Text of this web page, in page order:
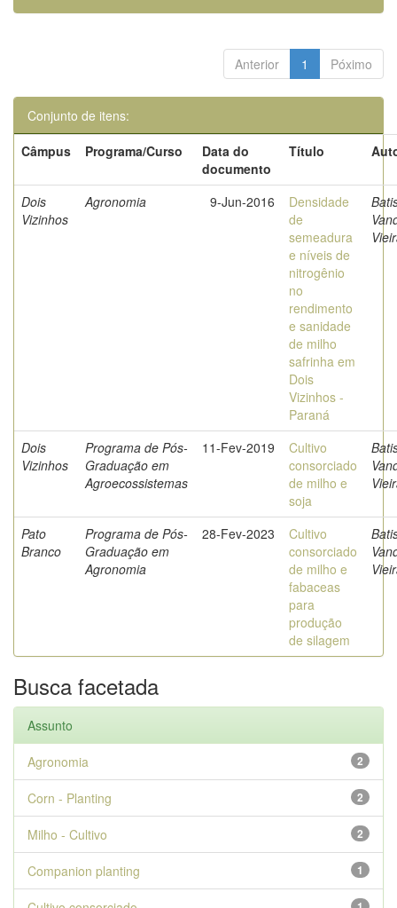
Anterior 1 Póximo
Conjunto de itens:
Câmpus
Programa/Curso
Data do
documento
Título
Dois
Vizinhos
Agronomia 9-Jun-2016
Densidade
de
semeadura
e níveis de
nitrogênio
no
rendimento
e sanidade
de milho
safrinha em
Dois
Vizinhos -
Paraná
Dois
Vizinhos
Programa de Pós-
Graduação em
Agroecossistemas
11-Fev-2019
Cultivo
consorciado
de milho e
soja
Pato
Branco
Programa de Pós-
Graduação em
Agronomia
28-Fev-2023
Cultivo
consorciado
de milho e
fabaceas
para
produção
de silagem
Busca facetada
Assunto
2
Agronomia
2
Corn - Planting
2
Milho - Cultivo
1
Companion planting